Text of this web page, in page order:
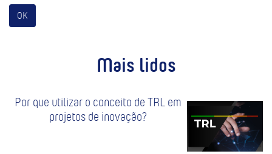
OK
Mais lidos
Por que utilizar o conceito de TRL em
projetos de inovação?